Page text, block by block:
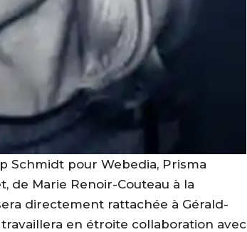
Schmidt pour Webedia, Prisma
de Marie Renoir-Couteau à la
directement rattachée à Gérald-
en étroite collaboration avec